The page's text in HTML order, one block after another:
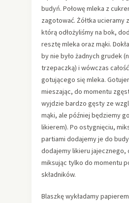
budyń. Połowę mleka z
zagotować. Żółtka ucieramy
którą odłożyliśmy na bok,
resztę mleka oraz mąki.
by nie było żadnych grudek
trzepaczką) i wówczas
gotującego się mleka.
mieszając, do momentu
wyjdzie bardzo gęsty ze
mąki, ale później będziemy
likierem). Po ostygnięciu,
partiami dodajemy je do
dodajemy likieru jajecznego,
miksując tylko do momentu
składników.
Blaszkę wykładamy